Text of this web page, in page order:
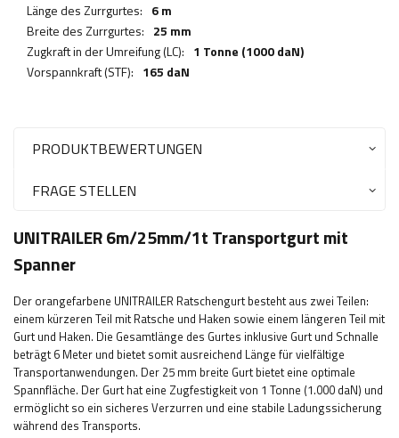
Länge des Zurrgurtes: 6 m
Breite des Zurrgurtes: 25 mm
Zugkraft in der Umreifung (LC): 1 Tonne (1000 daN)
Vorspannkraft (STF): 165 daN
PRODUKTBEWERTUNGEN
FRAGE STELLEN
UNITRAILER 6m/25mm/1t Transportgurt mit
Spanner
Der orangefarbene UNITRAILER Ratschengurt besteht aus zwei Teilen:
einem kürzeren Teil mit Ratsche und Haken sowie einem längeren Teil mit
Gurt und Haken. Die Gesamtlänge des Gurtes inklusive Gurt und Schnalle
beträgt 6 Meter und bietet somit ausreichend Länge für vielfältige
Transportanwendungen. Der 25 mm breite Gurt bietet eine optimale
Spannfläche. Der Gurt hat eine Zugfestigkeit von 1 Tonne (1.000 daN) und
ermöglicht so ein sicheres Verzurren und eine stabile Ladungssicherung
während des Transports.